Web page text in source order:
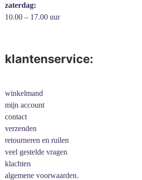
zaterdag:
10.00 – 17.00 uur
klantenservice:
winkelmand
mijn account
contact
verzenden
retourneren en ruilen
veel gestelde vragen
klachten
algemene voorwaarden.